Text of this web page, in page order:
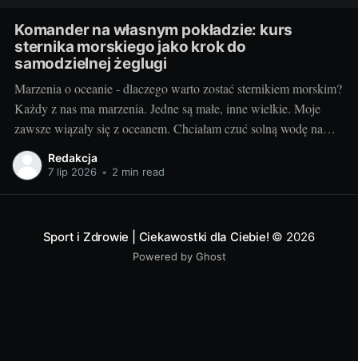
Komander na własnym pokładzie: kurs
sternika morskiego jako krok do
samodzielnej żeglugi
Marzenia o oceanie - dlaczego warto zostać sternikiem morskim?
Każdy z nas ma marzenia. Jedne są małe, inne wielkie. Moje
zawsze wiązały się z oceanem. Chciałam czuć solną wodę na
skórze, słuchać szumu fal i podziwiać nie kończący się horyzont.
Żegluga morska to nie tylko pasja, to styl życia, a
Redakcja
7 lip 2026 • 2 min read
Sport i Zdrowie | Ciekawostki dla Ciebie! © 2026
Powered by Ghost